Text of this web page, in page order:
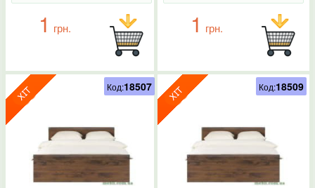
1 грн. 1 грн.
Код:18507 Код:18509